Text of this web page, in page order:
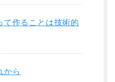
て作ることは技術的
から